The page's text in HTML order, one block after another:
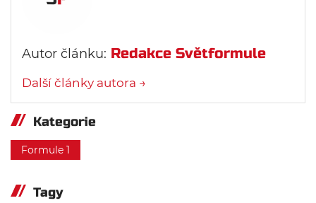
Autor článku: Redakce Světformule
Další články autora →
Kategorie
Formule 1
Tagy